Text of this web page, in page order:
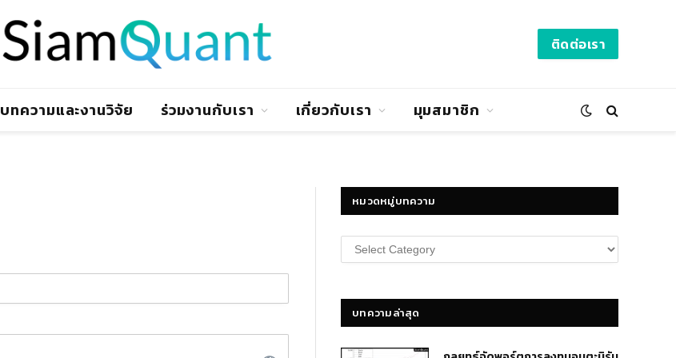
ติดต่อเรา
บทความและงานวิจัย ร่วมงานกับเรา เกี่ยวกับเรา มุมสมาชิก
หมวดหมู่บทความ
หมวด
หมู่
บทความล่าสุด